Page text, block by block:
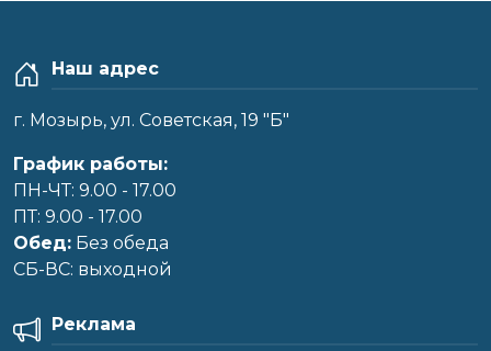
Наш адрес
г. Мозырь, ул. Советская, 19 "Б"
График работы:
ПН-ЧТ: 9.00 - 17.00
ПТ: 9.00 - 17.00
Обед: Без обеда
CБ-ВС: выходной
Реклама